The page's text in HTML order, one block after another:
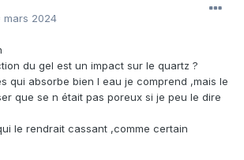
mars 2024
du gel est un impact sur le quartz ?
qui absorbe bien l eau je comprend ,mais le
que se n était pas poreux si je peu le dire
le rendrait cassant ,comme certain